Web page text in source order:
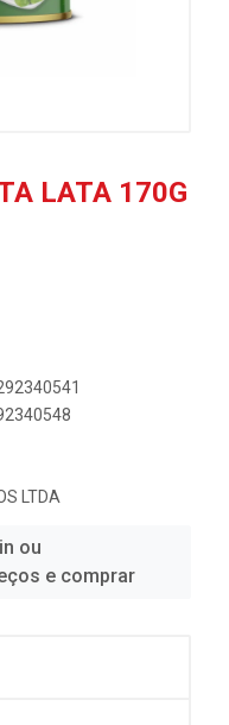
LATA 170G
LTDA
ou
e comprar